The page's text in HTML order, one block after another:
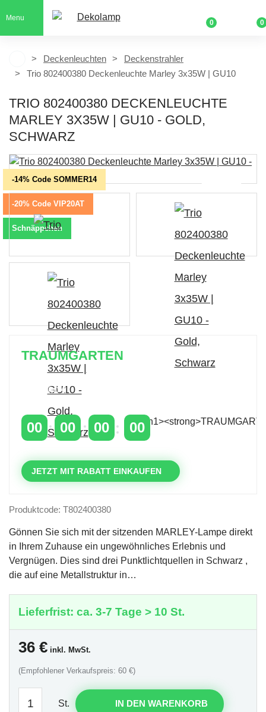
Menu
0 0
Deckenleuchten
Deckenstrahler
Trio 802400380 Deckenleuchte Marley 3x35W | GU10
TRIO 802400380 DECKENLEUCHTE
MARLEY 3X35W | GU10 - GOLD,
SCHWARZ
-14% Code SOMMER14
-20% Code VIP20AT
Schnäppchen
TRAUMGARTEN
über 400 €
00 00 00 00
JETZT MIT RABATT EINKAUFEN
Produktcode: T802400380
Gönnen Sie sich mit der sitzenden MARLEY-Lampe direkt
in Ihrem Zuhause ein ungewöhnliches Erlebnis und
Vergnügen. Dies sind drei Punktlichtquellen in Schwarz ,
die auf eine Metallstruktur in…
Lieferfrist: ca. 3-7 Tage > 10 St.
36 € inkl. MwSt.
(Empfohlener Verkaufspreis: 60 €)
St. IN DEN WARENKORB